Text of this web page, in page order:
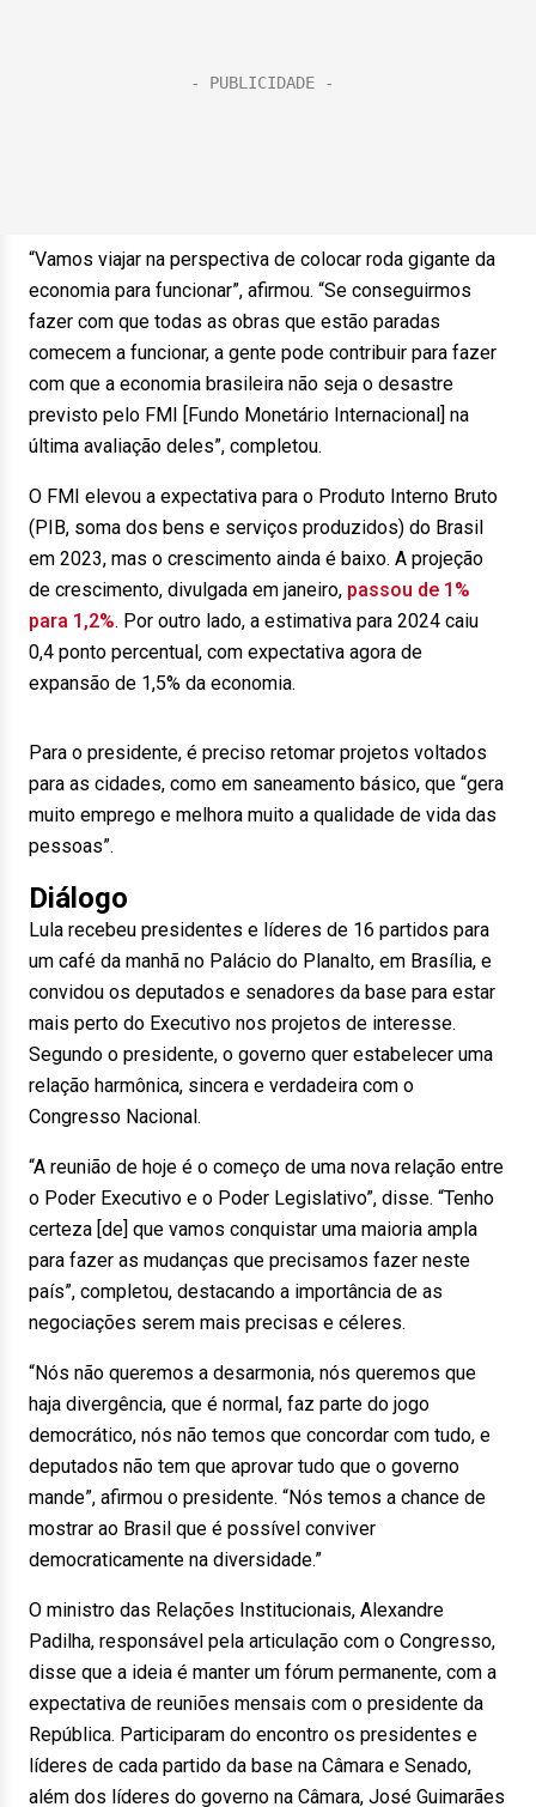
“Vamos viajar na perspectiva de colocar roda gigante da
economia para funcionar”, afirmou. “Se conseguirmos
fazer com que todas as obras que estão paradas
comecem a funcionar, a gente pode contribuir para fazer
com que a economia brasileira não seja o desastre
previsto pelo FMI [Fundo Monetário Internacional] na
última avaliação deles”, completou.
O FMI elevou a expectativa para o Produto Interno Bruto
(PIB, soma dos bens e serviços produzidos) do Brasil
em 2023, mas o crescimento ainda é baixo. A projeção
de crescimento, divulgada em janeiro, passou de 1%
para 1,2%. Por outro lado, a estimativa para 2024 caiu
0,4 ponto percentual, com expectativa agora de
expansão de 1,5% da economia.
Para o presidente, é preciso retomar projetos voltados
para as cidades, como em saneamento básico, que “gera
muito emprego e melhora muito a qualidade de vida das
pessoas”.
Diálogo
Lula recebeu presidentes e líderes de 16 partidos para
um café da manhã no Palácio do Planalto, em Brasília, e
convidou os deputados e senadores da base para estar
mais perto do Executivo nos projetos de interesse.
Segundo o presidente, o governo quer estabelecer uma
relação harmônica, sincera e verdadeira com o
Congresso Nacional.
“A reunião de hoje é o começo de uma nova relação entre
o Poder Executivo e o Poder Legislativo”, disse. “Tenho
certeza [de] que vamos conquistar uma maioria ampla
para fazer as mudanças que precisamos fazer neste
país”, completou, destacando a importância de as
negociações serem mais precisas e céleres.
“Nós não queremos a desarmonia, nós queremos que
haja divergência, que é normal, faz parte do jogo
democrático, nós não temos que concordar com tudo, e
deputados não tem que aprovar tudo que o governo
mande”, afirmou o presidente. “Nós temos a chance de
mostrar ao Brasil que é possível conviver
democraticamente na diversidade.”
O ministro das Relações Institucionais, Alexandre
Padilha, responsável pela articulação com o Congresso,
disse que a ideia é manter um fórum permanente, com a
expectativa de reuniões mensais com o presidente da
República. Participaram do encontro os presidentes e
líderes de cada partido da base na Câmara e Senado,
além dos líderes do governo na Câmara, José Guimarães